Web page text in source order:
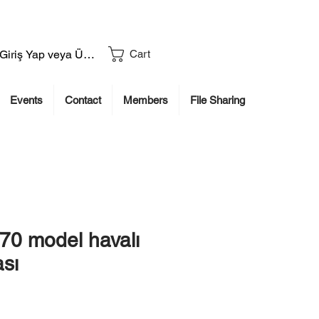
Giriş Yap veya Üye Ol Cart
Events Contact Members File Sharing
model havalı